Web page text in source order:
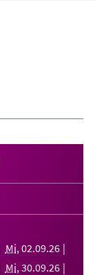
Mi, 02.09.26
Mi, 30.09.26